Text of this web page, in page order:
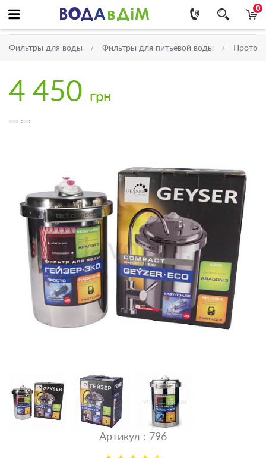
0
Фильтры для воды Фильтры для питьевой воды
4 450 грн
Артикул : 796